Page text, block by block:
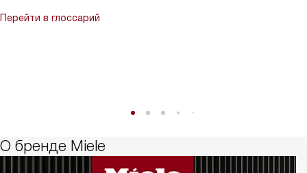
Перейти в глоссарий
О бренде Miele